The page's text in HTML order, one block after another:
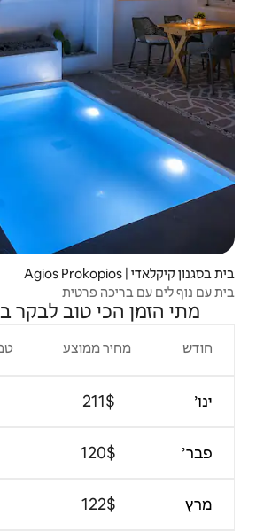
דירוג ממוצע של 5.0 מתוך 5, 94 ביקורות
5.0 (94)
לבקר באגיה אנה?
טמפרטורה ממוצעת
50°F
51°F
54°F